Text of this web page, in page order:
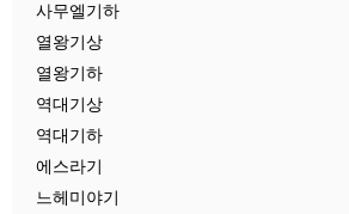
사무엘기하
열왕기상
열왕기하
역대기상
역대기하
에스라기
느헤미야기